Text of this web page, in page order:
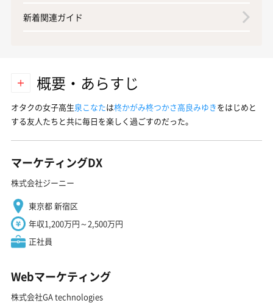
新着関連ガイド
概要・あらすじ
オタクの女子高生泉こなたは柊かがみ柊つかさ高良みゆきをはじめと
する友人たちと共に毎日を楽しく過ごすのだった。
マーケティングDX
株式会社ジーニー
東京都 新宿区
年収1,200万円～2,500万円
正社員
Webマーケティング
株式会社GA technologies